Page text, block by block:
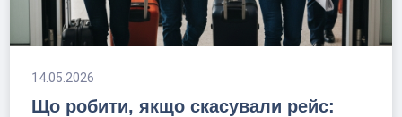
14.05.2026
Що робити, якщо скасували рейс: